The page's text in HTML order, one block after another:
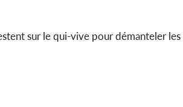
sur le qui-vive pour démanteler les